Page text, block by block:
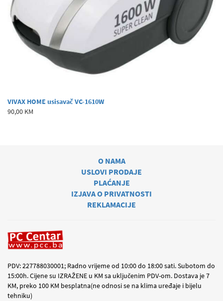
VIVAX HOME usisavač VC-1610W
90,00 KM
O NAMA
USLOVI PRODAJE
PLAĆANJE
IZJAVA O PRIVATNOSTI
REKLAMACIJE
PDV: 227788030001; Radno vrijeme od 10:00 do 18:00 sati. Subotom do
15:00h. Cijene su IZRAŽENE u KM sa uključenim PDV-om. Dostava je 7
KM, preko 100 KM besplatna(ne odnosi se na klima uređaje i bijelu
tehniku)